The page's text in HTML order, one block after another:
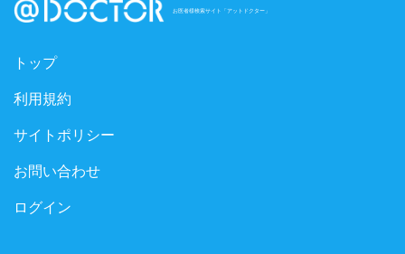
お医者様検索サイト「アットドクター」
トップ
利用規約
サイトポリシー
お問い合わせ
ログイン